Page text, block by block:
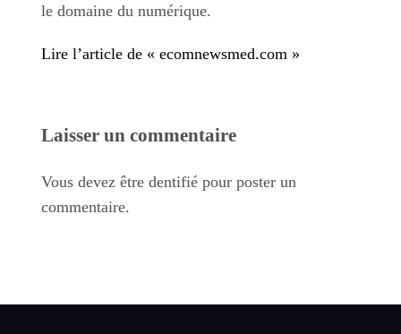
le domaine du numérique.
Lire l’article de « ecomnewsmed.com »
Laisser un commentaire
Vous devez être dentifié pour poster un
commentaire.